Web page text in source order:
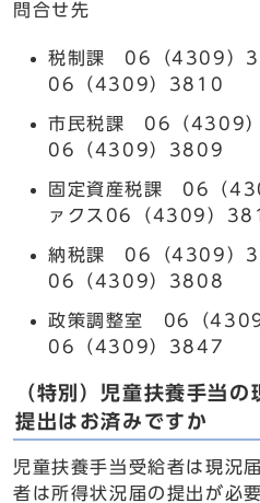
問合せ先
税制課 06（4309）
06（4309）3810
市民税課 06（4309
06（4309）3809
固定資産税課 06（
ァクス06（4309）
納税課 06（4309）
06（4309）3808
政策調整室 06（
06（4309）3847
（特別）児童扶養手当
提出はお済みですか
児童扶養手当受給者は現況
者は所得状況届の提出が必